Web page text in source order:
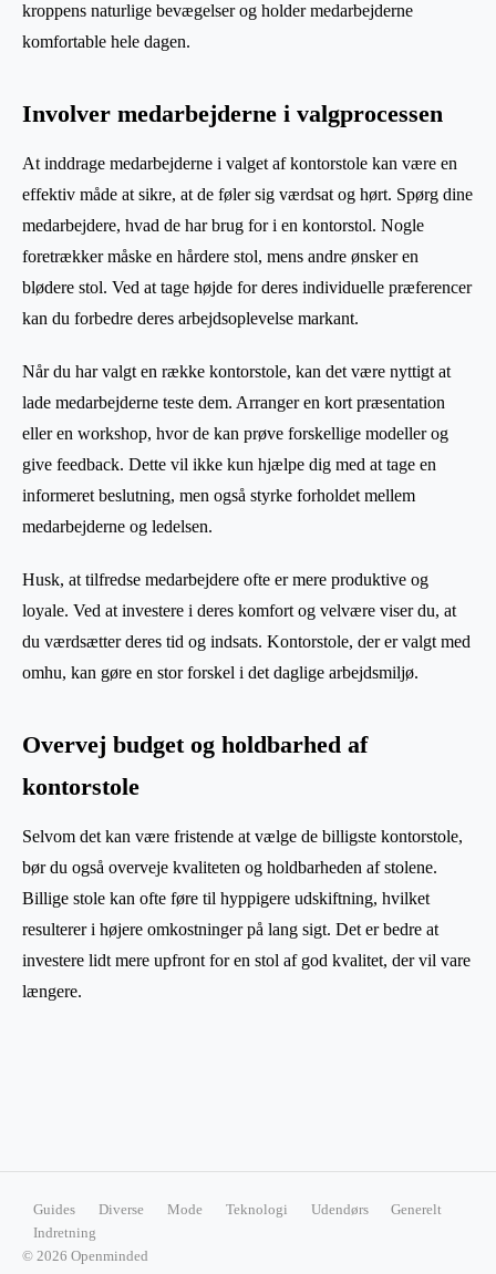
kroppens naturlige bevægelser og holder medarbejderne
komfortable hele dagen.
Involver medarbejderne i valgprocessen
At inddrage medarbejderne i valget af kontorstole kan være en
effektiv måde at sikre, at de føler sig værdsat og hørt. Spørg dine
medarbejdere, hvad de har brug for i en kontorstol. Nogle
foretrækker måske en hårdere stol, mens andre ønsker en
blødere stol. Ved at tage højde for deres individuelle præferencer
kan du forbedre deres arbejdsoplevelse markant.
Når du har valgt en række kontorstole, kan det være nyttigt at
lade medarbejderne teste dem. Arranger en kort præsentation
eller en workshop, hvor de kan prøve forskellige modeller og
give feedback. Dette vil ikke kun hjælpe dig med at tage en
informeret beslutning, men også styrke forholdet mellem
medarbejderne og ledelsen.
Husk, at tilfredse medarbejdere ofte er mere produktive og
loyale. Ved at investere i deres komfort og velvære viser du, at
du værdsætter deres tid og indsats. Kontorstole, der er valgt med
omhu, kan gøre en stor forskel i det daglige arbejdsmiljø.
Overvej budget og holdbarhed af
kontorstole
Selvom det kan være fristende at vælge de billigste kontorstole,
bør du også overveje kvaliteten og holdbarheden af ​​stolene.
Billige stole kan ofte føre til hyppigere udskiftning, hvilket
resulterer i højere omkostninger på lang sigt. Det er bedre at
investere lidt mere upfront for en stol af god kvalitet, der vil vare
længere.
Guides Diverse Mode Teknologi Udendørs
Generelt
Indretning
© 2026 Openminded